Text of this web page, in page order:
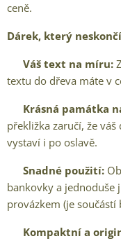
ceně.
Dárek, který
Váš text na míru:
textu do dřeva máte v
Krásná památka
překližka zaručí, že
vystaví i po oslavě.
Snadné použití:
bankovky a
provázkem (je součástí
Kompaktní a